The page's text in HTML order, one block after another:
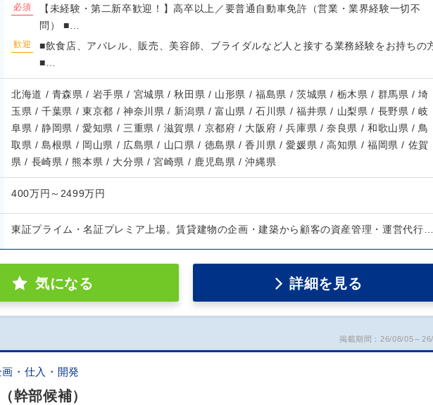
必須
【未経験・第二新卒歓迎！】高卒以上／要普通自動車免許（営業・業界経験一切不
問） ■…
歓迎
■飲食店、アパレル、販売、美容師、ブライダルなど人と接する業務経験をお持ちの
■…
北海道 / 青森県 / 岩手県 / 宮城県 / 秋田県 / 山形県 / 福島県 / 茨城県 / 栃木県 / 群馬県 / 埼
玉県 / 千葉県 / 東京都 / 神奈川県 / 新潟県 / 富山県 / 石川県 / 福井県 / 山梨県 / 長野県 / 岐
阜県 / 静岡県 / 愛知県 / 三重県 / 滋賀県 / 京都府 / 大阪府 / 兵庫県 / 奈良県 / 和歌山県 / 鳥
取県 / 島根県 / 岡山県 / 広島県 / 山口県 / 徳島県 / 香川県 / 愛媛県 / 高知県 / 福岡県 / 佐賀
県 / 長崎県 / 熊本県 / 大分県 / 宮崎県 / 鹿児島県 / 沖縄県
400万円～2499万円
東証プライム・名証プレミア上場。賃貸建物の企画・建築から顧客の資産管理・運営代行
気になる 詳細を見る
掲載期間：26/08/05～
・仕入・開発
幹部候補）